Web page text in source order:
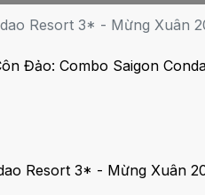
Resort 3* - Mừng Xuân
Đảo: Combo Saigon